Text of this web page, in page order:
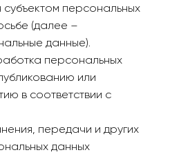
персональных
(далее –
данные).
персональных
или
в соответствии с
передачи и других
данных